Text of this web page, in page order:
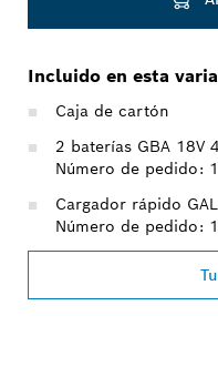
Incluido en esta
Caja de cartón
2 baterías GBA 18V
Número de pedido:
Cargador rápido
Número de pedido: